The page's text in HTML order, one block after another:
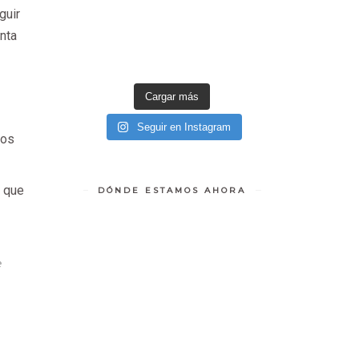
Cargar más
Seguir en Instagram
DÓNDE ESTAMOS AHORA